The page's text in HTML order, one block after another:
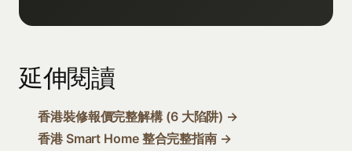
延伸閱讀
香港裝修報價完整解構 (6 大陷阱) →
香港 Smart Home 整合完整指南 →